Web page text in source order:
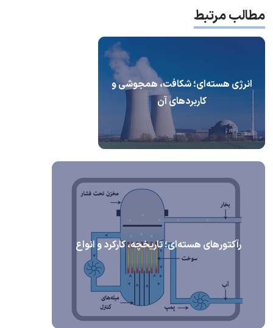
مطالب مرتبط
انرژی هسته‌ای؛ شکافت، همجوشی و
کاربردهای آن
رآکتورهای هسته‌ای؛ تاریخچه، کارکرد و انواع